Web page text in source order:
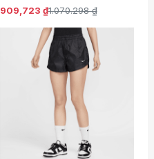
909,723 ₫1.070.298 ₫